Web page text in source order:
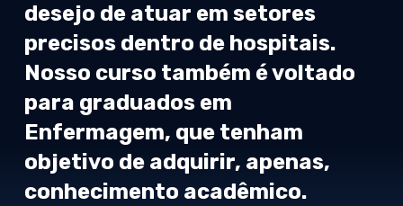
desejo de atuar em setores
precisos dentro de hospitais.
Nosso curso também é voltado
para graduados em
Enfermagem, que tenham
objetivo de adquirir, apenas,
conhecimento acadêmico.